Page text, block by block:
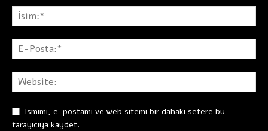
Ismimi, e-postamı ve web sitemi bir dahaki sefere bu
tarayıcıya kaydet.